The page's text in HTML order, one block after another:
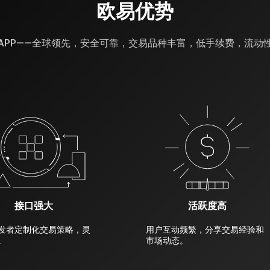
欧易优势
全球领先，安全可靠，交易品种丰富，低手续费，流动
接口强大
者定制化交易策略，灵
活跃度高
用户互动频繁，分享交易经验和
市场动态。